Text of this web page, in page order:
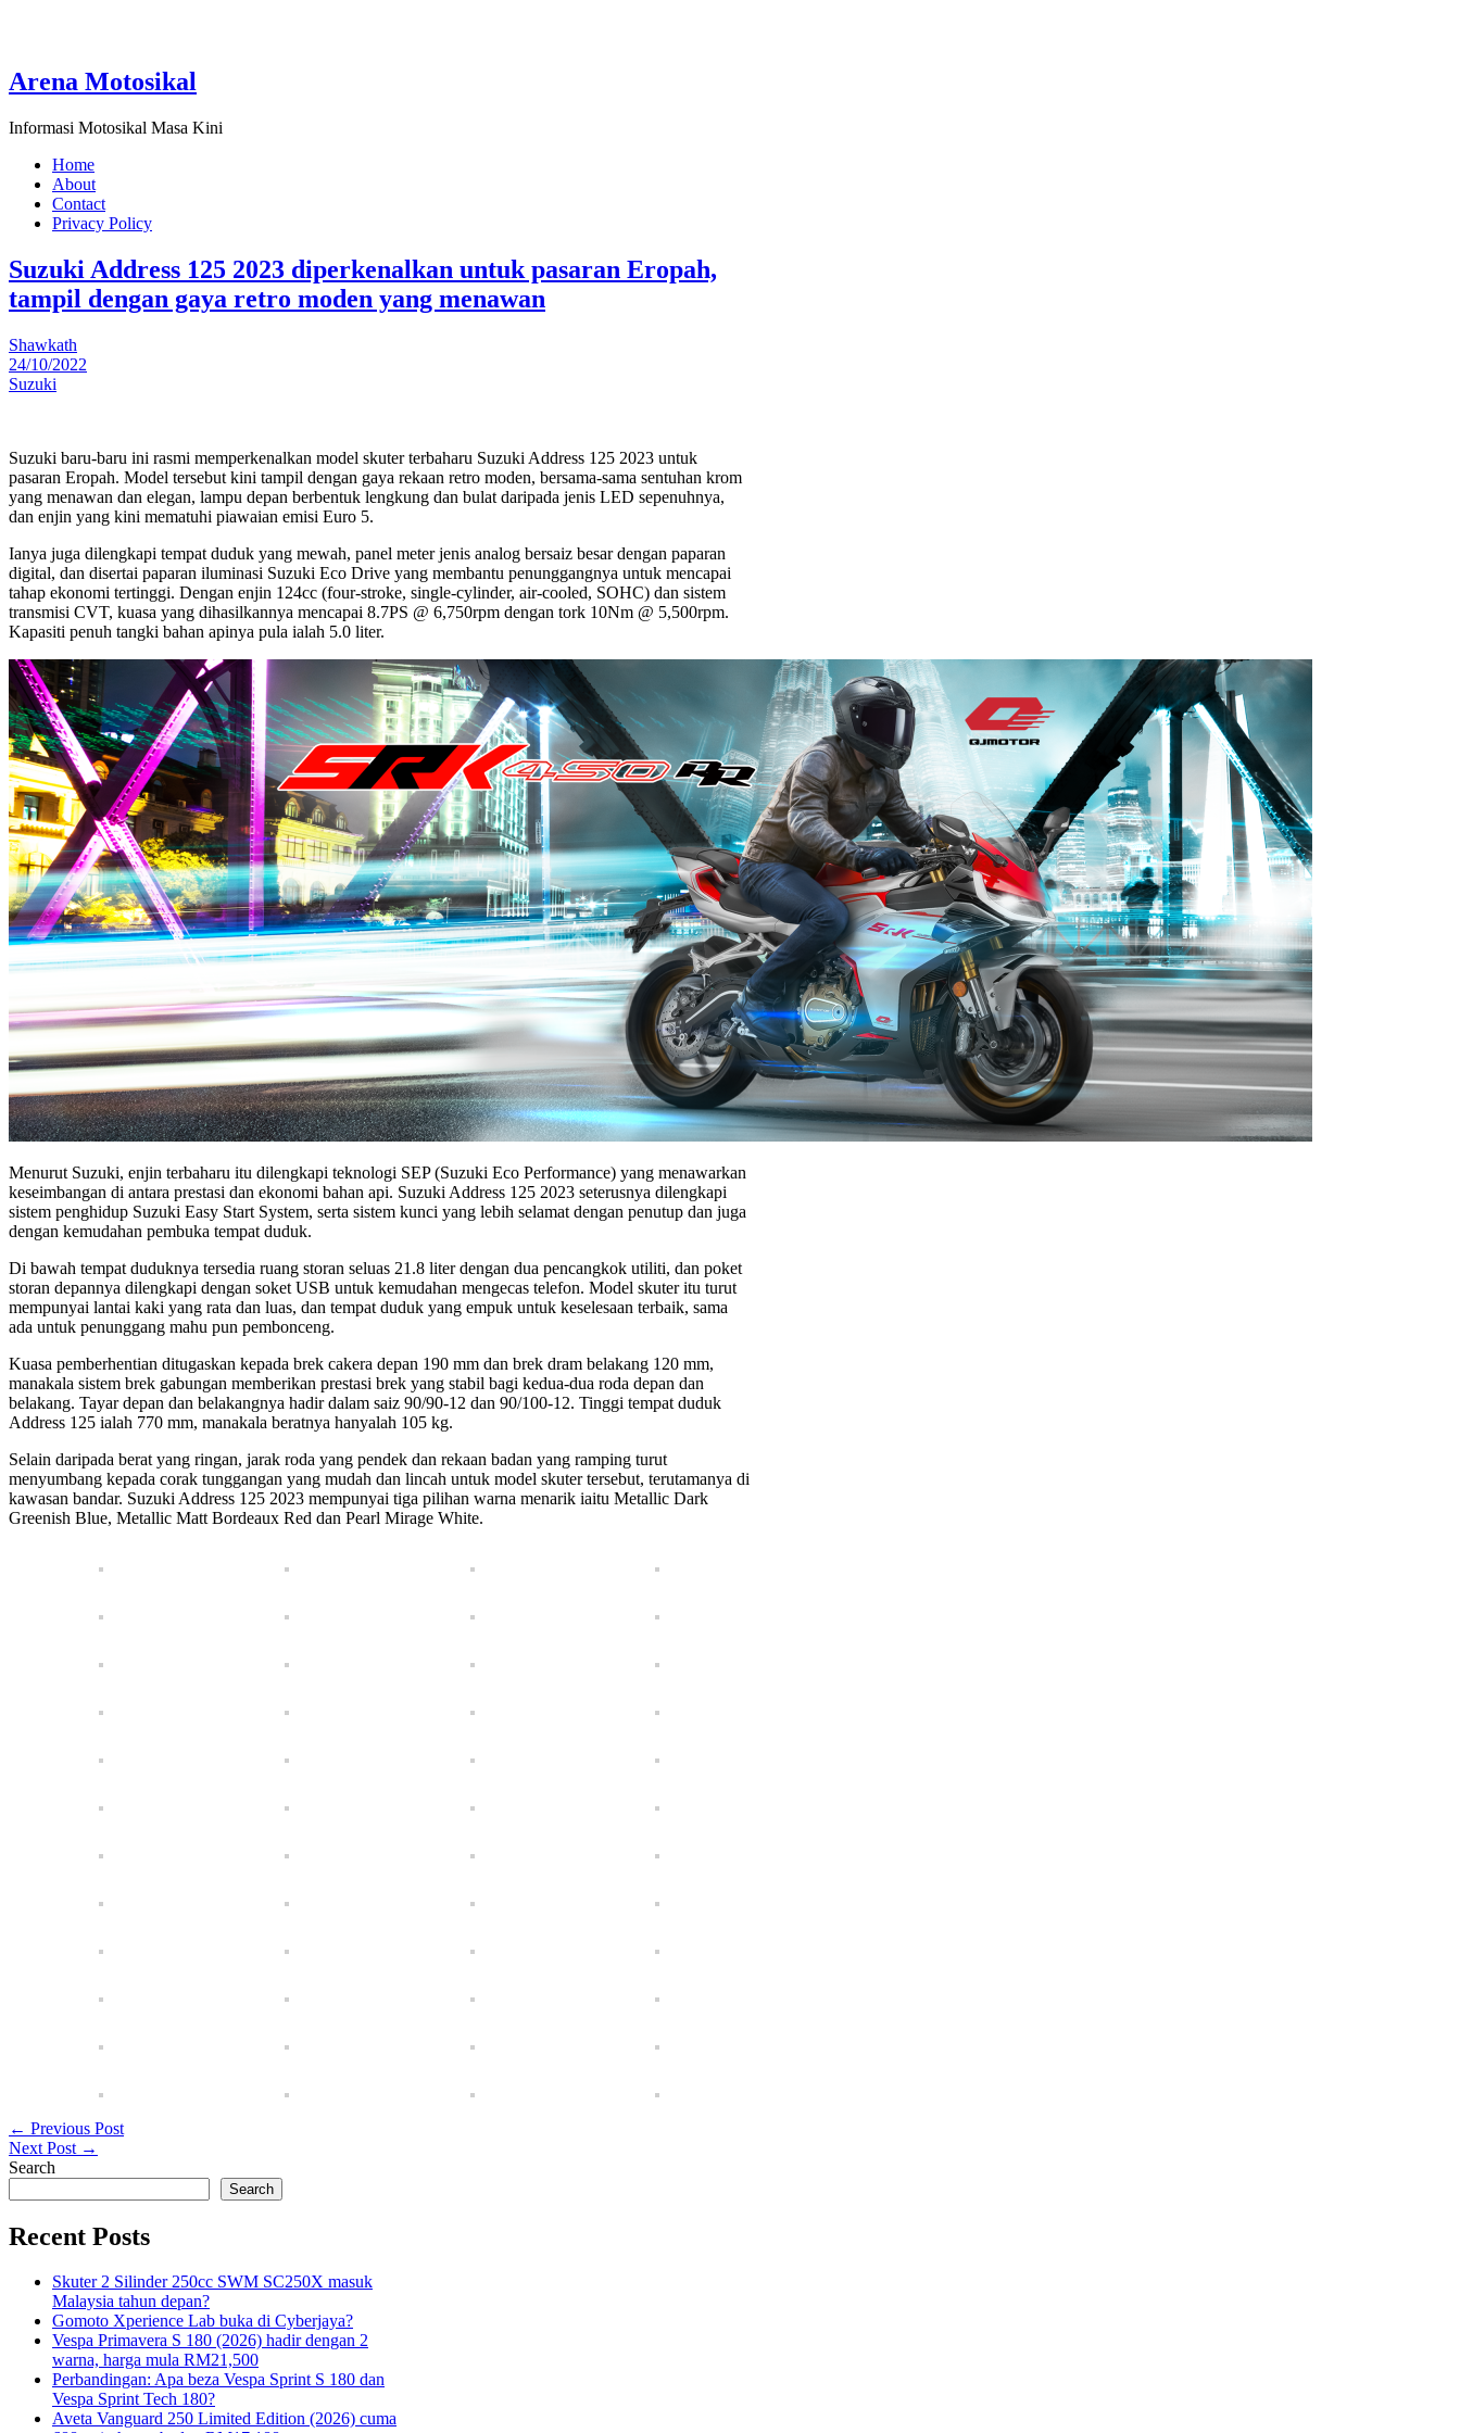
Arena Motosikal
Informasi Motosikal Masa Kini
Home
About
Contact
Privacy Policy
Suzuki Address 125 2023 diperkenalkan untuk pasaran Eropah,
tampil dengan gaya retro moden yang menawan
Shawkath
24/10/2022
Suzuki
Suzuki baru-baru ini rasmi memperkenalkan model skuter terbaharu Suzuki Address 125 2023 untuk
pasaran Eropah. Model tersebut kini tampil dengan gaya rekaan retro moden, bersama-sama sentuhan krom
yang menawan dan elegan, lampu depan berbentuk lengkung dan bulat daripada jenis LED sepenuhnya,
dan enjin yang kini mematuhi piawaian emisi Euro 5.
Ianya juga dilengkapi tempat duduk yang mewah, panel meter jenis analog bersaiz besar dengan paparan
digital, dan disertai paparan iluminasi Suzuki Eco Drive yang membantu penunggangnya untuk mencapai
tahap ekonomi tertinggi. Dengan enjin 124cc (four-stroke, single-cylinder, air-cooled, SOHC) dan sistem
transmisi CVT, kuasa yang dihasilkannya mencapai 8.7PS @ 6,750rpm dengan tork 10Nm @ 5,500rpm.
Kapasiti penuh tangki bahan apinya pula ialah 5.0 liter.
Menurut Suzuki, enjin terbaharu itu dilengkapi teknologi SEP (Suzuki Eco Performance) yang menawarkan
keseimbangan di antara prestasi dan ekonomi bahan api. Suzuki Address 125 2023 seterusnya dilengkapi
sistem penghidup Suzuki Easy Start System, serta sistem kunci yang lebih selamat dengan penutup dan juga
dengan kemudahan pembuka tempat duduk.
Di bawah tempat duduknya tersedia ruang storan seluas 21.8 liter dengan dua pencangkok utiliti, dan poket
storan depannya dilengkapi dengan soket USB untuk kemudahan mengecas telefon. Model skuter itu turut
mempunyai lantai kaki yang rata dan luas, dan tempat duduk yang empuk untuk keselesaan terbaik, sama
ada untuk penunggang mahu pun pembonceng.
Kuasa pemberhentian ditugaskan kepada brek cakera depan 190 mm dan brek dram belakang 120 mm,
manakala sistem brek gabungan memberikan prestasi brek yang stabil bagi kedua-dua roda depan dan
belakang. Tayar depan dan belakangnya hadir dalam saiz 90/90-12 dan 90/100-12. Tinggi tempat duduk
Address 125 ialah 770 mm, manakala beratnya hanyalah 105 kg.
Selain daripada berat yang ringan, jarak roda yang pendek dan rekaan badan yang ramping turut
menyumbang kepada corak tunggangan yang mudah dan lincah untuk model skuter tersebut, terutamanya di
kawasan bandar. Suzuki Address 125 2023 mempunyai tiga pilihan warna menarik iaitu Metallic Dark
Greenish Blue, Metallic Matt Bordeaux Red dan Pearl Mirage White.
← Previous Post
Next Post →
Search
Search
Recent Posts
Skuter 2 Silinder 250cc SWM SC250X masuk
Malaysia tahun depan?
Gomoto Xperience Lab buka di Cyberjaya?
Vespa Primavera S 180 (2026) hadir dengan 2
warna, harga mula RM21,500
Perbandingan: Apa beza Vespa Sprint S 180 dan
Vespa Sprint Tech 180?
Aveta Vanguard 250 Limited Edition (2026) cuma